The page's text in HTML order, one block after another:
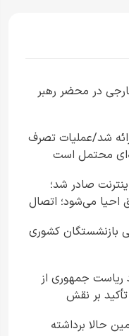
در محضر رهبر
شد/عملیات تصرف
محتمل است
صادر شد؛
احیا می‌شود؛ اتصال
تومانی بازنشستگان کشوری
ریاست جمهوری از
بر نقش
آگاهی عمومی
حالا برداشته